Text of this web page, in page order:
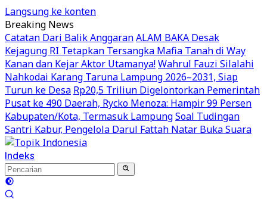
Langsung ke konten
Breaking News
Catatan Dari Balik AnggaranALAM BAKA Desak
Kejagung RI Tetapkan Tersangka Mafia Tanah di Way
Kanan dan Kejar Aktor Utamanya!Wahrul Fauzi Silalahi
Nahkodai Karang Taruna Lampung 2026–2031, Siap
Turun ke Desa Rp20,5 Triliun Digelontorkan Pemerintah
Pusat ke 490 Daerah, Rycko Menoza: Hampir 99 Persen
Kabupaten/Kota, Termasuk LampungSoal Tudingan
Santri Kabur, Pengelola Darul Fattah Natar Buka Suara
Indeks